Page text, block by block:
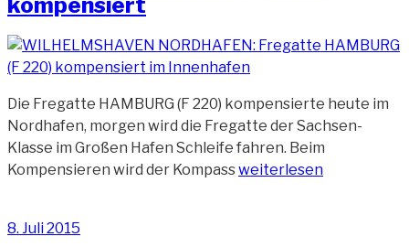
Die Fregatte HAMBURG (F 220) kompensierte heute im
Nordhafen, morgen wird die Fregatte der Sachsen-
Klasse im Großen Hafen Schleife fahren. Beim
Kompensieren wird der Kompass„Die
weiterlesen
Veröffentlicht
8. Juli 2015